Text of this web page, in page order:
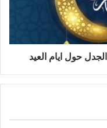
حول ايام العيد